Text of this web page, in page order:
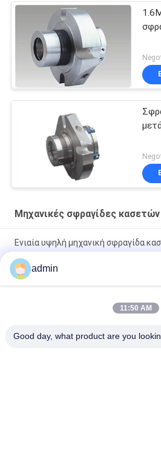
Μηχανικές σφραγίδες κασετών
Ενιαία υψηλή μηχανική σφραγίδα
υδραντλία χρωμίου
Μηχανικές σφραγίδες κασετών AES
DMSF διπλή
admin
11:50 AM
Good day, what product are you